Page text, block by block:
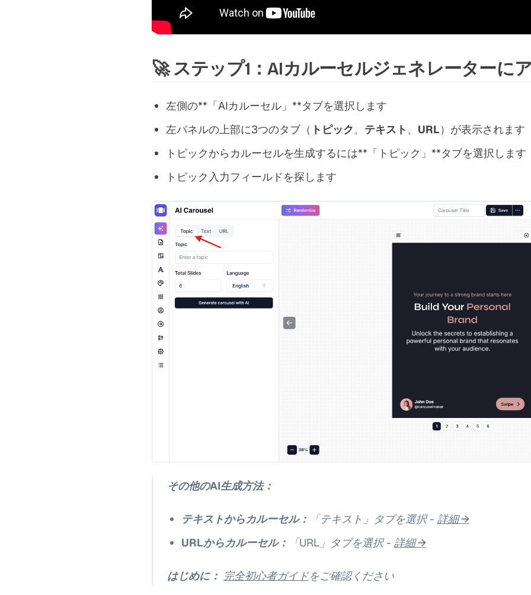
🚀 ステップ1：AIカルーセルジェネレーターに
左側の**「AIカルーセル」**タブを選択します
左パネルの上部に3つのタブ（ トピック、 テキスト 、 URL）が表示されます
トピックからカルーセルを生成するには**「トピック」**タブを選択します
トピック入力フィールドを探します
その他のAI生成方法：
テキストからカルーセル： 「テキスト」タブを選択 - 詳細 →
URLからカルーセル：
「URL」タブを選択 - 詳細 →
はじめに： 完全初心者ガイドをご確認ください